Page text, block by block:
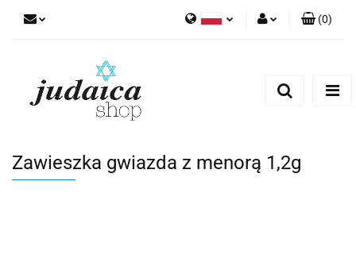
(0)
Zawieszka gwiazda z menorą 1,2g